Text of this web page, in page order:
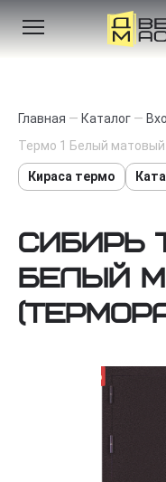
Главная — Каталог —
Термо 1 Белый
Кираса термо
Сибирь
Белый